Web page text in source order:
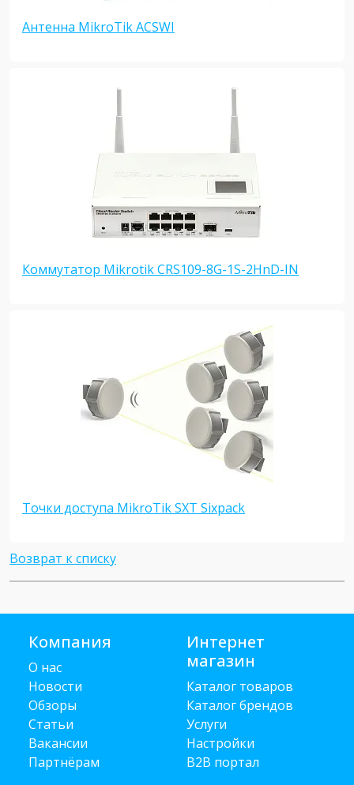
Антенна MikroTik ACSWI
Коммутатор Mikrotik CRS109-8G-1S-2HnD-IN
Точки доступа MikroTik SXT Sixpack
Возврат к списку
Компания
О нас
Новости
Обзоры
Статьи
Вакансии
Партнёрам
Интернет
магазин
Каталог товаров
Каталог брендов
Услуги
Настройки
B2B портал